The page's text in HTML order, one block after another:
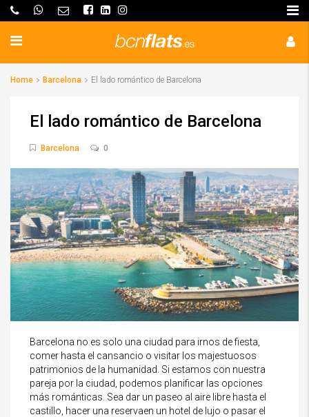
Home Barcelona El lado romántico de Barcelona
El lado romántico de Barcelona
Barcelona 0
Barcelona no es solo una ciudad para irnos de fiesta,
comer hasta el cansancio o visitar los majestuosos
patrimonios de la humanidad. Si estamos con nuestra
pareja por la ciudad, podemos planificar las opciones
más románticas. Sea dar un paseo al aire libre hasta el
castillo, hacer una reservaen un hotel de lujo o pasar el